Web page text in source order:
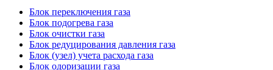
Блок переключения газа
Блок подогрева газа
Блок очистки газа
Блок редуцирования давления газа
Блок (узел) учета расхода газа
Блок одоризации газа